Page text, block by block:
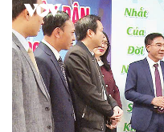
Thể thao
Bóng đá
Lịch thi đấu bóng đá
Thế giới thể thao